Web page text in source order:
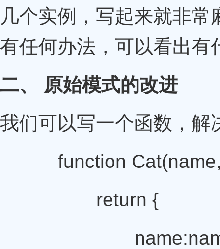
几个实例，写起来就非
有任何办法，可以看出有
二、 原始模式的改进
我们可以写一个函数，解
function
return {